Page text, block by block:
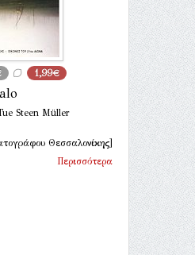
1,99€
Steen Müller
Θεσσαλονίκης]
Περισσότερα